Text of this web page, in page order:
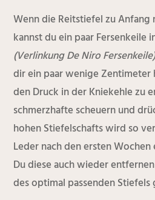
Wenn die Reitstiefel zu Anfang
kannst du ein paar Fersenkeile
(Verlinkung De Niro
dir ein paar wenige Zentimeter
den Druck in der Kniekehle zu
schmerzhafte scheuern und
hohen Stiefelschafts wird so
Leder nach den ersten
Du diese auch wieder
des optimal passenden Stiefels